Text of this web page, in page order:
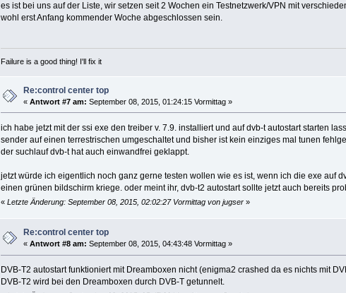
es ist bei uns auf der Liste, wir setzen seit 2 Wochen ein Testnetzwerk/VPN mit
wohl erst Anfang kommender Woche abgeschlossen sein.
Failure is a good thing! I'll fix it
Re:control center top
«Antwort #7 am: September 08, 2015, 01:24:15 Vormittag »
ich habe jetzt mit der ssi exe den treiber v. 7.9. installiert und auf dvb-t autostart starten
sender auf einen terrestrischen umgeschaltet und bisher ist kein einziges mal tunen
der suchlauf dvb-t hat auch einwandfrei geklappt.
jetzt würde ich eigentlich noch ganz gerne testen wollen wie es ist, wenn ich die exe auf
einen grünen bildschirm kriege. oder meint ihr, dvb-t2 autostart sollte jetzt auch bereits
« Letzte Änderung: September 08, 2015, 02:02:27 Vormittag von jugser»
Re:control center top
«Antwort #8 am: September 08, 2015, 04:43:48 Vormittag »
DVB-T2 autostart funktioniert mit Dreamboxen nicht (enigma2 crashed da es nichts mit
DVB-T2 wird bei den Dreamboxen durch DVB-T getunnelt.